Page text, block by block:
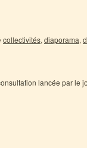
collectivités, diaporama,
lancée par le